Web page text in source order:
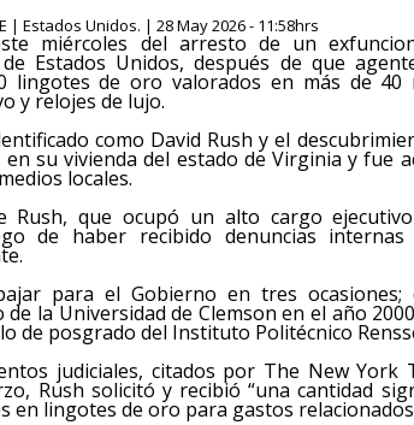
| Estados Unidos. | 28 May 2026 - 11:58hrs
miércoles del arresto de un
de Estados Unidos, después de que
lingotes de oro valorados en más de 40
y relojes de lujo.
como David Rush y el
en su vivienda del estado de Virginia y fue
locales.
Rush, que ocupó un alto cargo
de haber recibido denuncias
para el Gobierno en tres
la Universidad de Clemson en el año
de posgrado del Instituto Politécnico
judiciales, citados por The New York
Rush solicitó y recibió “una cantidad
en lingotes de oro para gastos